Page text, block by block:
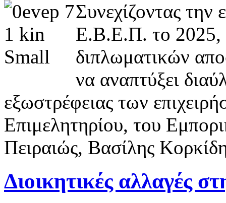
Συνεχίζοντας την
Ε.Β.Ε.Π. το 2025,
διπλωματικών
να αναπτύξει
εξωστρέφειας των
Επιμελητηρίου, του
Πειραιώς, Βασίλης
Διοικητικές αλλαγές